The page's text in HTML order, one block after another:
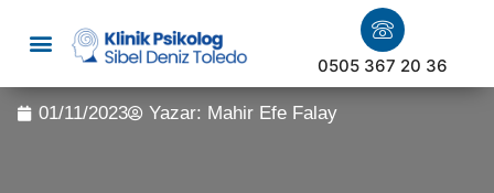
0505 367 20 36
01/11/2023 Yazar: Mahir Efe Falay